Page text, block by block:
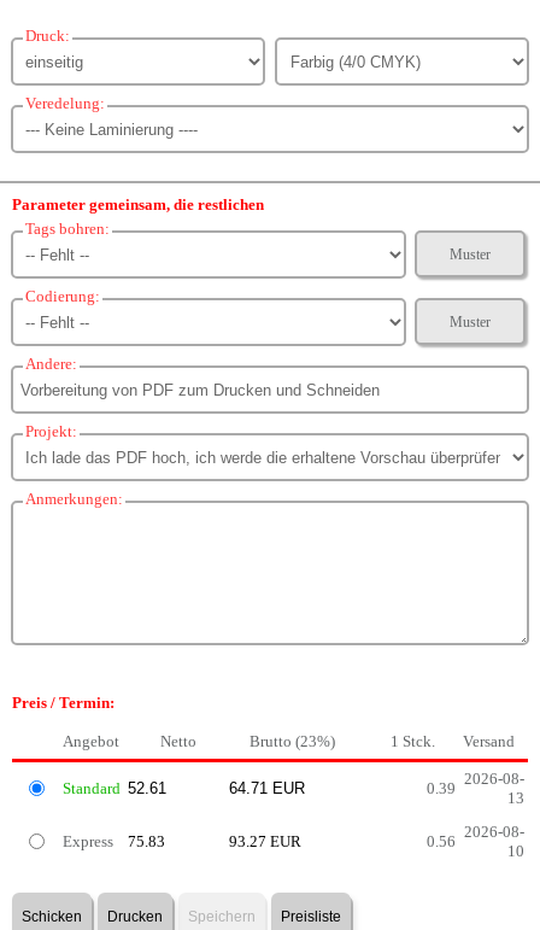
Druck:
Veredelung:
Parameter gemeinsam, die restlichen
Tags bohren:
Muster
Codierung:
Muster
Andere:
Projekt:
Anmerkungen:
Preis / Termin:
Angebot Netto Brutto (23%) 1 Stck. Versand
Standard 0.39
2026-08-
13
Express 75.83 93.27 EUR 0.56
2026-08-
10
Schicken Drucken Speichern Preisliste